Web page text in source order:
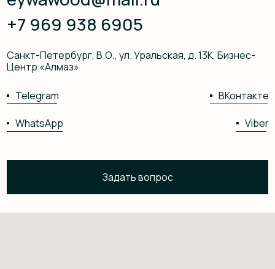
отношение к деталям. Были учтены все наши
пожелания по размерам, форме и дизайну.
Получилось даже лучше, чем мы представляли!
часть деталей из 100% массива ясеня, часть из
шпона дуба, идеально обработана, чувствуется
добротность и натуральность материала. Ни